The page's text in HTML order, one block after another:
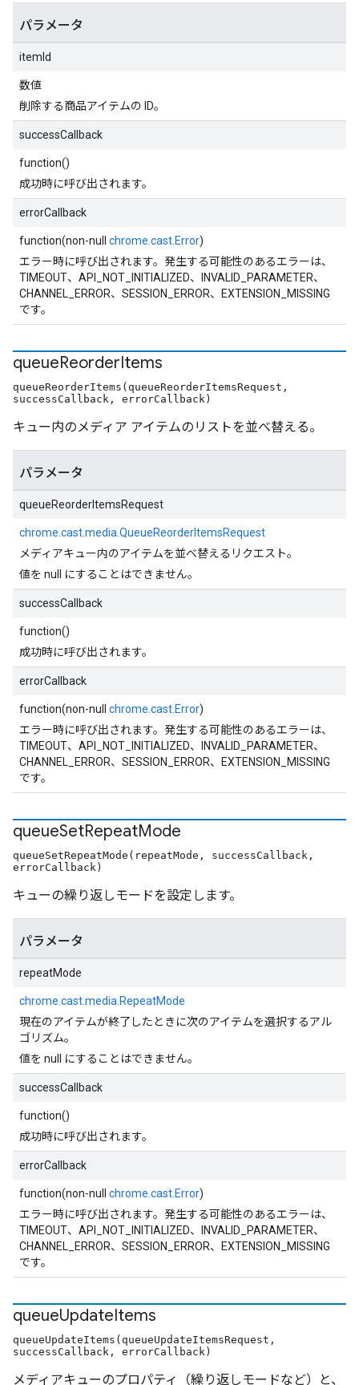
パラメータ
itemId
数値
削除する商品アイテムの ID。
successCallback
function()
成功時に呼び出されます。
errorCallback
function(non-null chrome.cast.Error)
エラー時に呼び出されます。発生する可能性のあるエラーは、
TIMEOUT、API_NOT_INITIALIZED、INVALID_PARAMETER、
CHANNEL_ERROR、SESSION_ERROR、EXTENSION_MISSING
です。
queueReorderItems
queueReorderItems(queueReorderItemsRequest,
successCallback, errorCallback)
キュー内のメディア アイテムのリストを並べ替える。
パラメータ
queueReorderItemsRequest
chrome.cast.media.QueueReorderItemsRequest
メディアキュー内のアイテムを並べ替えるリクエスト。
値を null にすることはできません。
successCallback
function()
成功時に呼び出されます。
errorCallback
function(non-null chrome.cast.Error)
エラー時に呼び出されます。発生する可能性のあるエラーは、
TIMEOUT、API_NOT_INITIALIZED、INVALID_PARAMETER、
CHANNEL_ERROR、SESSION_ERROR、EXTENSION_MISSING
です。
queueSetRepeatMode
queueSetRepeatMode(repeatMode, successCallback,
errorCallback)
キューの繰り返しモードを設定します。
パラメータ
repeatMode
chrome.cast.media.RepeatMode
現在のアイテムが終了したときに次のアイテムを選択するアル
ゴリズム。
値を null にすることはできません。
successCallback
function()
成功時に呼び出されます。
errorCallback
function(non-null chrome.cast.Error)
エラー時に呼び出されます。発生する可能性のあるエラーは、
TIMEOUT、API_NOT_INITIALIZED、INVALID_PARAMETER、
CHANNEL_ERROR、SESSION_ERROR、EXTENSION_MISSING
です。
queueUpdateItems
queueUpdateItems(queueUpdateItemsRequest,
successCallback, errorCallback)
メディアキューのプロパティ（繰り返しモードなど）と、